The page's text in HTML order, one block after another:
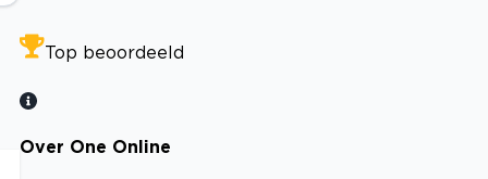
Top beoordeeld
Over One Online